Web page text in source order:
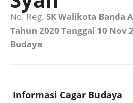
No. Reg. SK Walikota Banda
Tahun 2020 Tanggal 10 Nov
Budaya
Informasi Cagar Budaya